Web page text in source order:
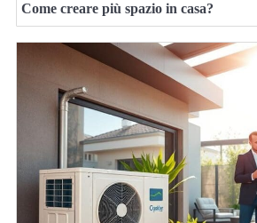
Come creare più spazio in casa?